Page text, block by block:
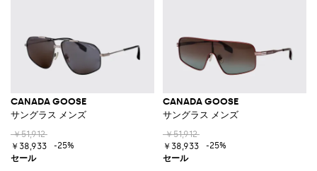
CANADA GOOSE
サングラス メンズ
￥51,912
￥38,933
-25%
CANADA GOOSE
サングラス メンズ
￥51,912
￥38,933
-25%